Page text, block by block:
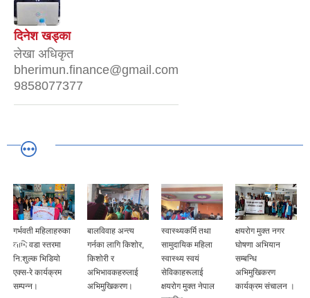
दिनेश खड्का
लेखा अधिकृत
bherimun.finance@gmail.com
9858077377
गर्भवती महिलाहरुका
लागि वडा स्तरमा
नि:शुल्क भिडियो
एक्स-रे कार्यक्रम
सम्पन्न।
बालविवाह अन्त्य
गर्नका लागि किशोर,
किशोरी र
अभिभावकहरुलाई
अभिमुखिकरण।
स्वास्थ्यकर्मि तथा
सामुदायिक महिला
स्वास्थ्य स्वयं
सेविकाहरूलाई
क्षयरोग मुक्त नेपाल
क्षयरोग मुक्त नगर
घोषणा अभियान
सम्बन्धि
अभिमुखिकरण
कार्यक्रम संचालन ।